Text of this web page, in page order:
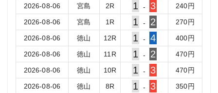
2026-08-06 宮島 2R 1 - 3 240円
2026-08-06 宮島 1 R 1 - 2 270円
2026-08-06 徳山 12R 1 - 4 400円
2026-08-06 徳山 11 R 1 - 2 470円
2026-08-06 徳山 10R 1 - 3 470円
2026-08-06 徳山 8R 1 - 3 350円